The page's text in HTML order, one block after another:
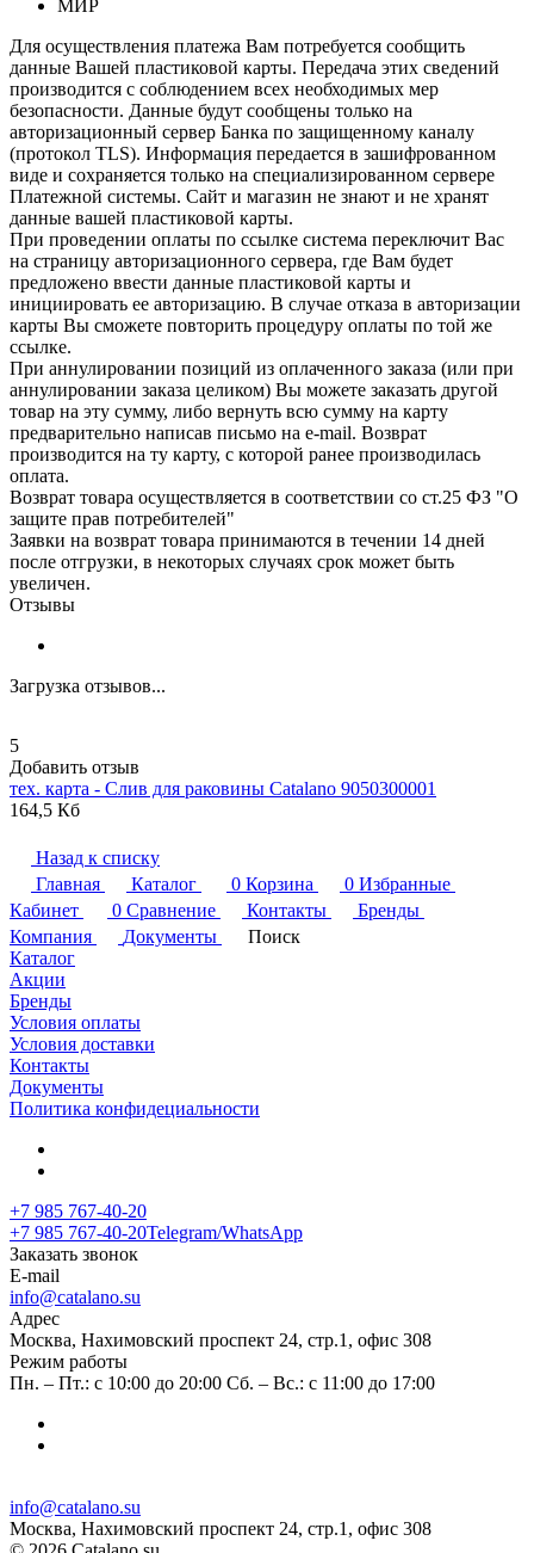
МИР
Для осуществления платежа Вам потребуется сообщить
данные Вашей пластиковой карты. Передача этих сведений
производится с соблюдением всех необходимых мер
безопасности. Данные будут сообщены только на
авторизационный сервер Банка по защищенному каналу
(протокол TLS). Информация передается в зашифрованном
виде и сохраняется только на специализированном сервере
Платежной системы. Сайт и магазин не знают и не хранят
данные вашей пластиковой карты.
При проведении оплаты по ссылке система переключит Вас
на страницу авторизационного сервера, где Вам будет
предложено ввести данные пластиковой карты и
инициировать ее авторизацию. В случае отказа в авторизации
карты Вы сможете повторить процедуру оплаты по той же
ссылке.
При аннулировании позиций из оплаченного заказа (или при
аннулировании заказа целиком) Вы можете заказать другой
товар на эту сумму, либо вернуть всю сумму на карту
предварительно написав письмо на e-mail. Возврат
производится на ту карту, с которой ранее производилась
оплата.
Возврат товара осуществляется в соответствии со ст.25 ФЗ "О
защите прав потребителей"
Заявки на возврат товара принимаются в течении 14 дней
после отгрузки, в некоторых случаях срок может быть
увеличен.
Отзывы
Загрузка отзывов...
5
Добавить отзыв
тех. карта - Слив для раковины Catalano 9050300001
164,5 Кб
Назад к списку
Главная
Каталог 0 Корзина 0 Избранные
Кабинет
0 Сравнение Контакты
Бренды
Компания
Документы
Поиск
Каталог
Акции
Бренды
Условия оплаты
Условия доставки
Контакты
Документы
Политика конфидециальности
+7 985 767-40-20
+7 985 767-40-20Telegram/WhatsApp
Заказать звонок
E-mail
info@catalano.su
Адрес
Москва, Нахимовский проспект 24, стр.1, офис 308
Режим работы
Пн. – Пт.: с 10:00 до 20:00 Сб. – Вс.: с 11:00 до 17:00
info@catalano.su
Москва, Нахимовский проспект 24, стр.1, офис 308